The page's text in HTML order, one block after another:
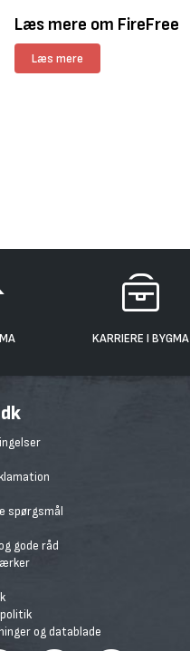
Læs mere om FireFree
Læs mere
KARRIERE I BYGMA
spørgsmål
gode råd
og datablade